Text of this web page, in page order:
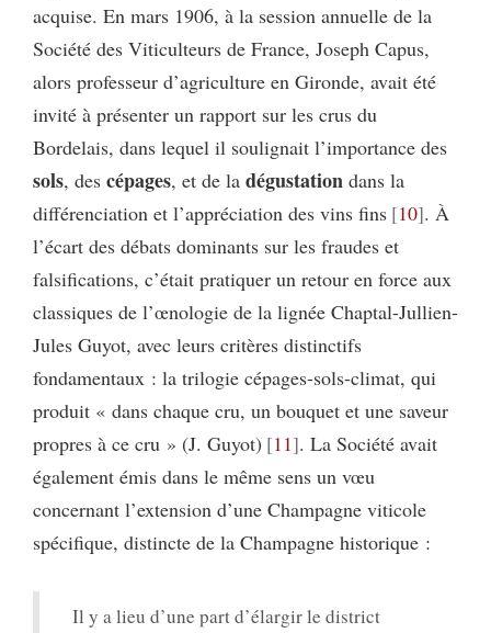
acquise. En mars 1906, à la session annuelle de la
Société des Viticulteurs de France, Joseph Capus,
alors professeur d’agriculture en Gironde, avait été
invité à présenter un rapport sur les crus du
Bordelais, dans lequel il soulignait l’importance des
sols, des cépages, et de la dégustation dans la
différenciation et l’appréciation des vins fins 10 . À
l’écart des débats dominants sur les fraudes et
falsifications, c’était pratiquer un retour en force aux
classiques de l’œnologie de la lignée Chaptal-Jullien-
Jules Guyot, avec leurs critères distinctifs
fondamentaux : la trilogie cépages-sols-climat, qui
produit « dans chaque cru, un bouquet et une saveur
propres à ce cru » (J. Guyot) 11 . La Société avait
également émis dans le même sens un vœu
concernant l’extension d’une Champagne viticole
spécifique, distincte de la Champagne historique :
Il y a lieu d’une part d’élargir le district